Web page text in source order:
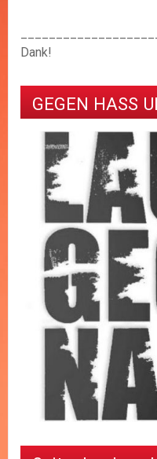
Dank!
GEGEN HASS